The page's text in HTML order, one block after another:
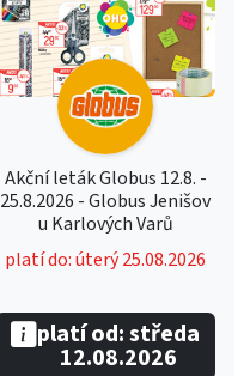
Akční leták Globus 12.8. -
25.8.2026 - Globus Jenišov
u Karlových Varů
platí do: úterý 25.08.2026
platí od: středa
12.08.2026